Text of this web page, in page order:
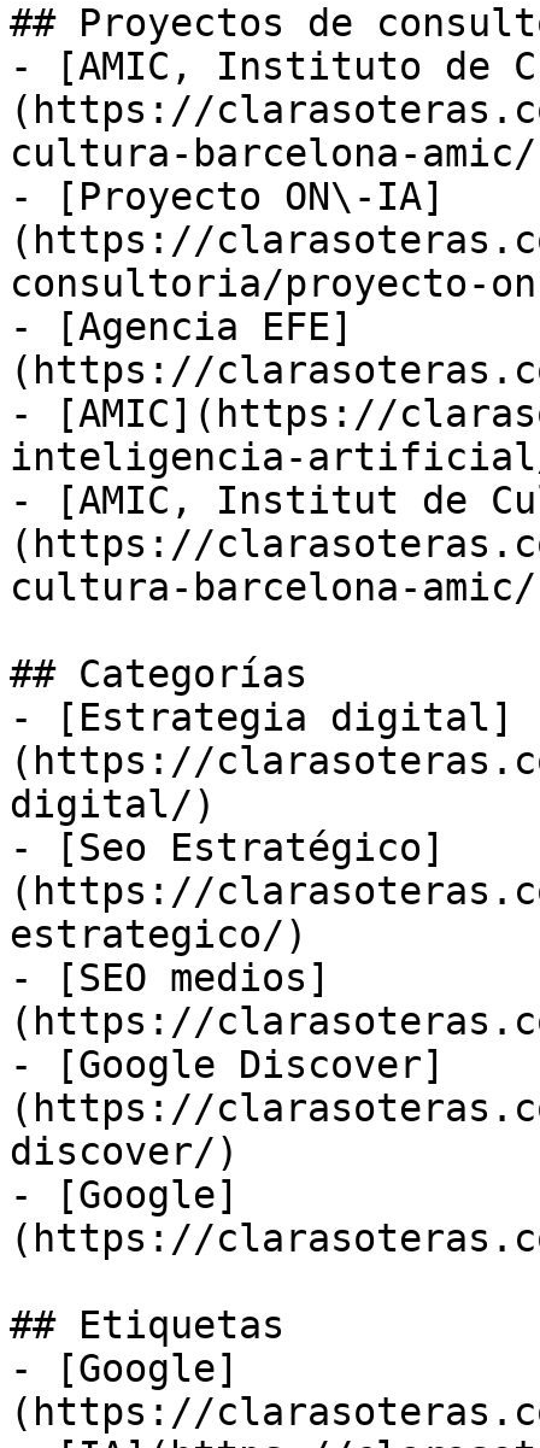
## Proyectos de
- [AMIC, Instituto de
(https://
cultura-barcelona-
- [Proyecto ON\-IA]
(https://
consultoria/proyecto-
- [Agencia EFE]
(https://
- [AMIC](https://
inteligencia-
- [AMIC, Institut de
(https://
cultura-barcelona-
## Categorías
- [Estrategia digital]
(https://
digital/)
- [Seo Estratégico]
(https://
estrategico/)
- [SEO medios]
(https://
- [Google Discover]
(https://
discover/)
- [Google]
(https://
## Etiquetas
- [Google]
(https://